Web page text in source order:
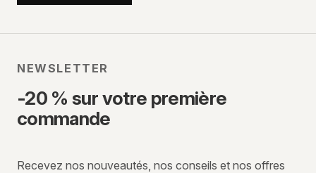
NEWSLETTER
-20 % sur votre première
commande
Recevez nos nouveautés, nos conseils et nos offres